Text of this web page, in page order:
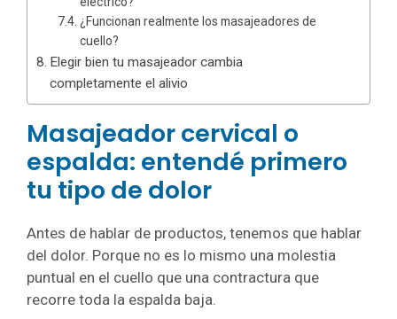
¿Funcionan realmente los masajeadores de
cuello?
Elegir bien tu masajeador cambia
completamente el alivio
Masajeador cervical o
espalda: entendé primero
tu tipo de dolor
Antes de hablar de productos, tenemos que hablar
del dolor. Porque no es lo mismo una molestia
puntual en el cuello que una contractura que
recorre toda la espalda baja.